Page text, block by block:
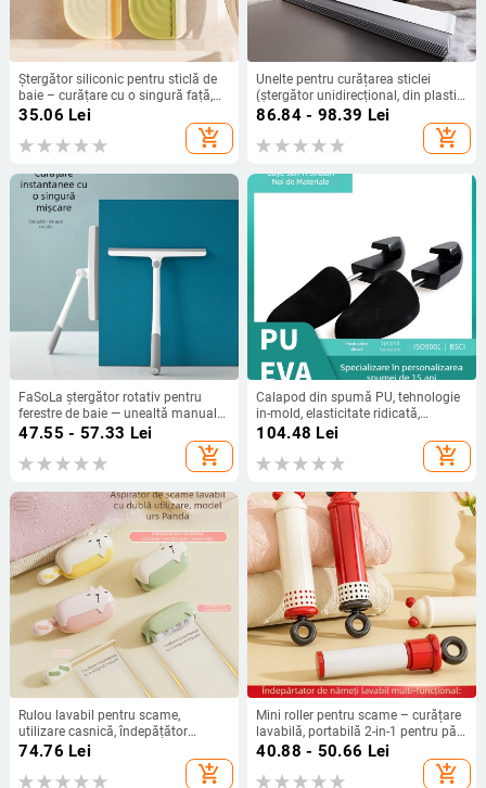
Ștergător siliconic pentru sticlă de
baie – curățare cu o singură față,
din plastic, uz casnic, ambalaj PF
35.06 Lei
add_shopping_cart
Unelte pentru curățarea sticlei
(ștergător unidirecțional, din plastic,
manual, pentru uz casnic)
86.84 - 98.39 Lei
add_shopping_cart
FaSoLa ștergător rotativ pentru
ferestre de baie — unealtă manuală
de curățare a sticlei (PP/TPR),
ștergere pe o singură parte, pentru
uz casnic
47.55 - 57.33 Lei
add_shopping_cart
Calapod din spumă PU, tehnologie
in-mold, elasticitate ridicată,
dimensiune reglabilă, opțiune de
104.48 Lei
add_shopping_cart
Rulou lavabil pentru scame,
utilizare casnică, îndepățător
puternic de scame pentru haine,
74.76 Lei
add_shopping_cart
Mini roller pentru scame – curățare
lavabilă, portabilă 2-in-1 pentru păr
și praf, ABS plastic, brand One
40.88 - 50.66 Lei
add_shopping_cart